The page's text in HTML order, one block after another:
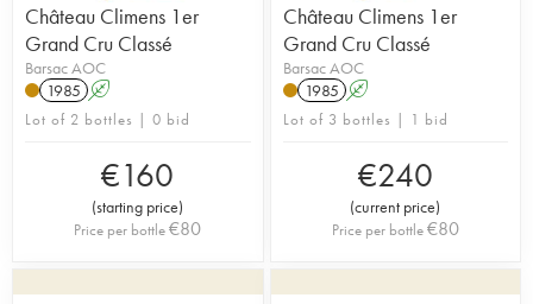
Château Climens 1er
Grand Cru Classé
Barsac AOC
1985 A
Lot of 2 bottles | 0 bid
€160
(starting price)
Price per bottle€80
Château Climens 1er
Grand Cru Classé
Barsac AOC
1985 A
Lot of 3 bottles | 1 bid
€240
(current price)
Price per bottle€80